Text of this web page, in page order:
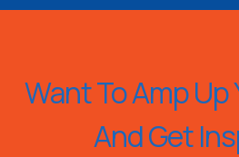
Want To Amp
And Get